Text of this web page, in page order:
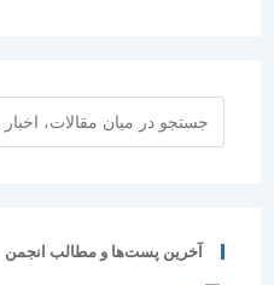
آخرین پست‌ها و مطالب انجمن